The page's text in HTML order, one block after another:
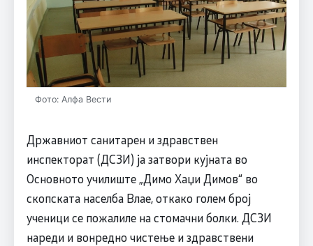
Фото: Алфа Вести
Државниот санитарен и здравствен
инспекторат (ДСЗИ) ја затвори кујната во
Основното училиште „Димо Хаџи Димов“ во
скопската населба Влае, откако голем број
ученици се пожалиле на стомачни болки. ДСЗИ
нареди и вонредно чистење и здравствени